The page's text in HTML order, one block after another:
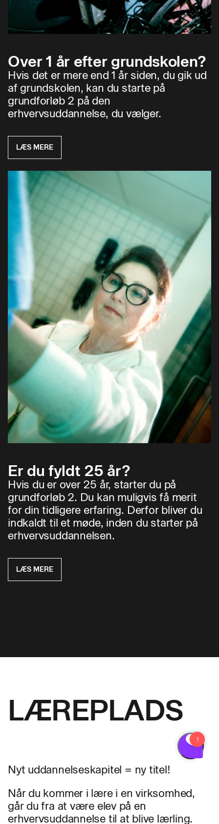
Er du fyldt 25 år?
Hvis du er over 25 år, starter du på
grundforløb 2. Du kan muligvis få merit
for din tidligere erfaring. Derfor bliver du
indkaldt til et møde, inden du starter på
erhvervsuddannelsen.
LÆS MERE
Over 1 år efter grundskolen?
Hvis det er mere end 1 år siden, du gik ud
af grundskolen, kan du starte på
grundforløb 2 på den
erhvervsuddannelse, du vælger.
LÆS MERE
LÆREPLADS
Nyt uddannelseskapitel = ny titel!
Når du kommer i lære i en virksomhed,
går du fra at være elev på en
erhvervsuddannelse til at blive lærling.